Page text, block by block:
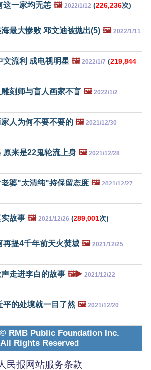
这一家均无恙 🖼️ 2022/1/12 (226,236次)
最大惨败 邓文迪被抛出(5) 🖼️ 2022/1/11
文流利 成电视明星 🖼️ 2022/1/7 (219,844
刻师与盲人画家不盲 🖼️ 2022/1/2
人为何不要不要的 🖼️ 2021/12/30
原来是22鬼轮流上身 🖼️ 2021/12/28
婆"太清纯"持保留态度 🖼️ 2021/12/27
故事 🖼️ 2021/12/26 (289,001次)
再提4千年前天火焚城 🖼️ 2021/12/25
走进李白的故事 🖼️▶️ 2021/12/22
平的处境就一目了然 🖼️ 2021/12/20
RMB Public Foundation Inc.
All Rights Reserved
人民报网站服务条款